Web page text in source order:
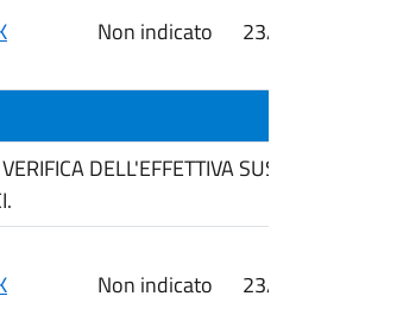
Non indicato 23/06/2026
DELL'EFFETTIVA SUSSISTENZA
Non indicato 23/06/2026